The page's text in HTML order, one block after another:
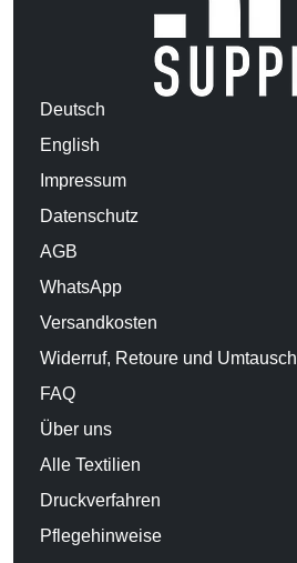
Deutsch
English
Impressum
Datenschutz
AGB
WhatsApp
Versandkosten
Widerruf, Retoure und Umtausch
FAQ
Über uns
Alle Textilien
Druckverfahren
Pflegehinweise